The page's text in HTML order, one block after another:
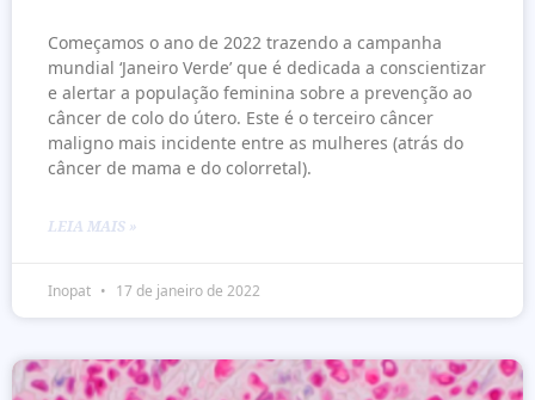
Começamos o ano de 2022 trazendo a campanha
mundial ‘Janeiro Verde’ que é dedicada a conscientizar
e alertar a população feminina sobre a prevenção ao
câncer de colo do útero. Este é o terceiro câncer
maligno mais incidente entre as mulheres (atrás do
câncer de mama e do colorretal).
LEIA MAIS »
Inopat 17 de janeiro de 2022